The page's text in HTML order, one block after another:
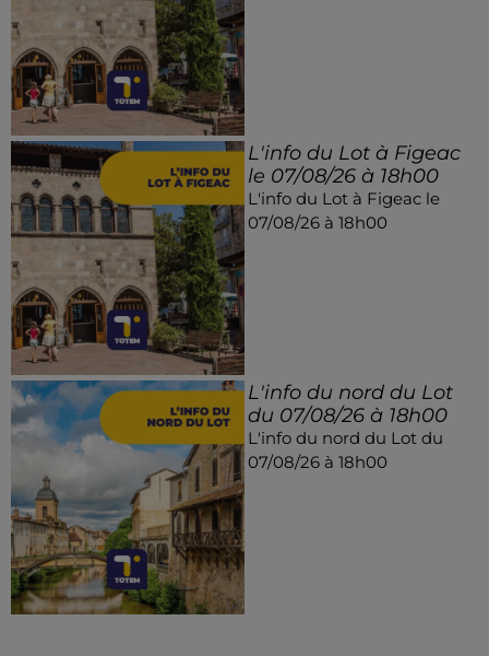
L'info du Lot à Figeac
le 07/08/26 à 18h00
L'info du Lot à Figeac le
07/08/26 à 18h00
L'info du nord du Lot
du 07/08/26 à 18h00
L'info du nord du Lot du
07/08/26 à 18h00